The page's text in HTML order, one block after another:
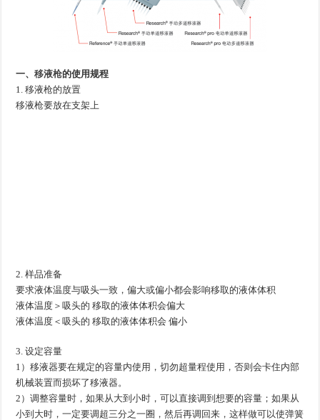
一、移液枪的使用规程
1. 移液枪的放置
移液枪要放在支架上
2. 样品准备
要求液体温度与吸头一致，偏大或偏小都会影响移取的液体体积
液体温度＞吸头的 移取的液体体积会偏大
液体温度＜吸头的 移取的液体体积会 偏小
3. 设定容量
1）移液器要在规定的容量内使用，切勿超量程使用，否则会卡住内部
机械装置而损坏了移液器。
2）调整容量时，如果从大到小时，可以直接调到想要的容量；如果从
小到大时，一定要调超三分之一圈，然后再调回来，这样做可以使弹簧